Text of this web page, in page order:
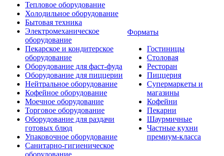
Тепловое оборудование
Холодильное оборудование
Бытовая техника
Электромеханическое
оборудование
Пекарское и кондитерское
оборудование
Оборудование для фаст-фуда
Оборудование для пиццерии
Нейтральное оборудование
Кофейное оборудование
Моечное оборудование
Торговое оборудование
Оборудование для раздачи
готовых блюд
Упаковочное оборудование
Санитарно-гигиеническое
оборудование
Форматы
Гостиницы
Столовая
Ресторан
Пиццерия
Супермаркеты и
магазины
Кофейни
Пекарни
Шаурмичные
Частные кухни
премиум-класса